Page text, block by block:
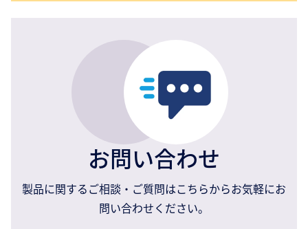
お問い合わせ
製品に関するご相談・ご質問はこちらからお気軽にお
問い合わせください。